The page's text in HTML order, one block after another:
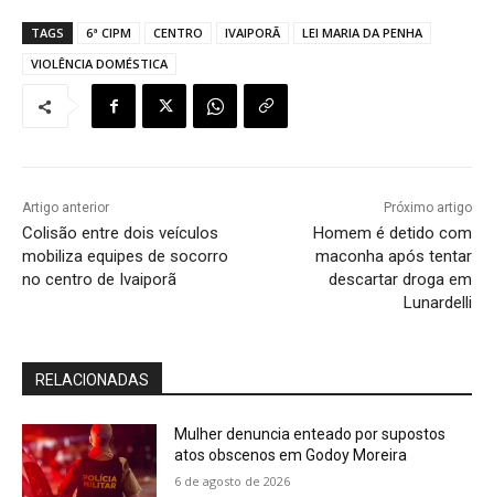
TAGS 6ª CIPM CENTRO IVAIPORÃ
LEI MARIA DA PENHA
VIOLÊNCIA DOMÉSTICA
Artigo anterior
Colisão entre dois veículos
mobiliza equipes de socorro
no centro de Ivaiporã
Próximo artigo
Homem é detido com
maconha após tentar
descartar droga em
Lunardelli
RELACIONADAS
Mulher denuncia enteado por supostos
atos obscenos em Godoy Moreira
6 de agosto de 2026